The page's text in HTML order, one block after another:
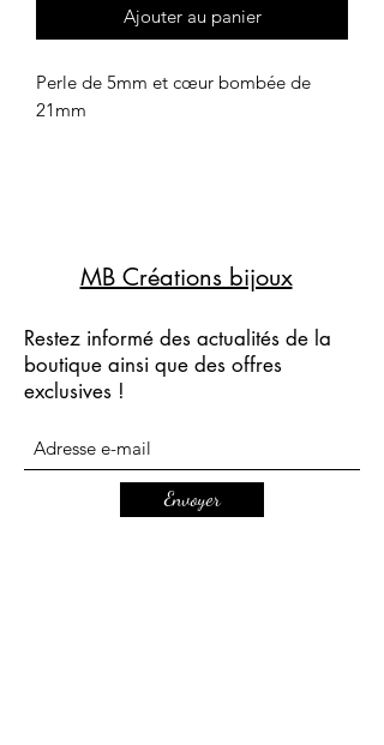
Ajouter au panier
Perle de 5mm et cœur bombée de
21mm
MB Créations bijoux
Restez informé des actualités de la
boutique ainsi que des offres
exclusives !
Envoyer